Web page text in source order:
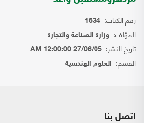
رقم الكتاب: 1634
المؤلف: وزارة الصناعة والتجارة
تاريخ النشر: 27/06/05 12:00:00 AM
القسم: العلوم الهندسية
اتصل بنا